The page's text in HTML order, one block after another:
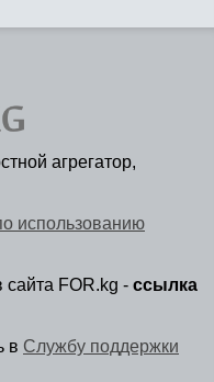
агрегатор,
использованию
FOR.kg - ссылка
в Службу поддержки